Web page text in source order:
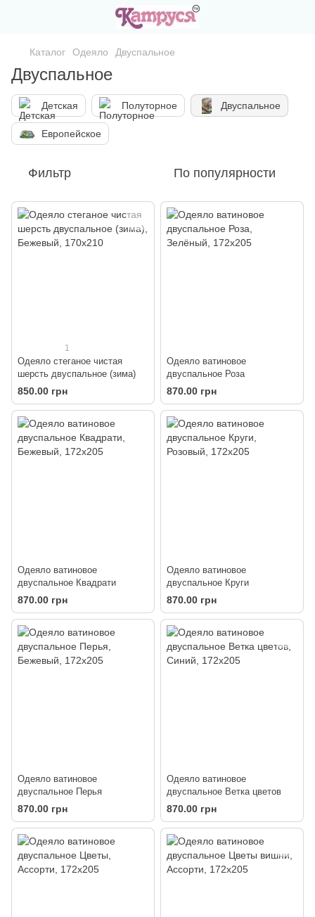
Каталог Одеяло Двуспальное
Двуспальное
Детская Полуторное Двуспальное
Европейское
Фильтр По популярности
1
Одеяло стеганое чистая
шерсть двуспальное (зима)
850.00 грн
Одеяло ватиновое
двуспальное Роза
870.00 грн
Одеяло ватиновое
двуспальное Квадрати
870.00 грн
Одеяло ватиновое
двуспальное Круги
870.00 грн
Одеяло ватиновое
двуспальное Перья
870.00 грн
Одеяло ватиновое
двуспальное Ветка цветов
870.00 грн